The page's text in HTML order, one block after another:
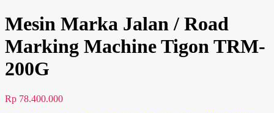
Mesin Marka Jalan / Road
Marking Machine Tigon TRM-
200G
Rp 78.400.000